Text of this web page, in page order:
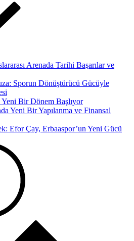
Arenada Tarihi Başarılar ve
Sporun Dönüştürücü Gücüyle
Bir Dönem Başlıyor
Yeni Bir Yapılanma ve Finansal
Efor Çay, Erbaaspor’un Yeni Gücü